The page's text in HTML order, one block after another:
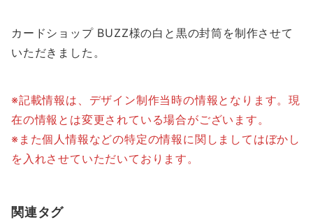
カードショップ BUZZ様の白と黒の封筒を制作させて
いただきました。
※記載情報は、デザイン制作当時の情報となります。現
在の情報とは変更されている場合がございます。
※また個人情報などの特定の情報に関しましてはぼかし
を入れさせていただいております。
関連タグ